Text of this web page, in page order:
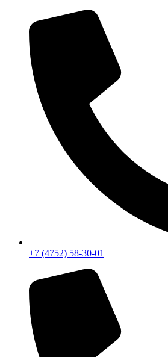
содержимому
+7 (4752) 58-30-01